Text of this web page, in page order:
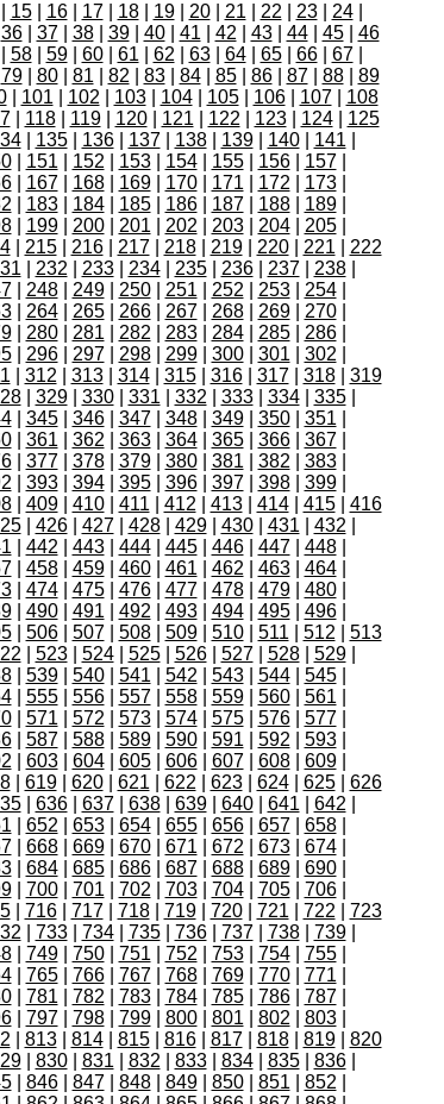
15| 16| 17| 18| 19| 20| 21 22 23| 24|
36| 37| 38| 39| 40| 41 42 43| 44| 45| 46
58| 59| 60| 61 62 63| 64| 65| 66| 67|
79| 80| 81 82 83| 84| 85| 86| 87| 88| 89
| 101 102 103| 104| 105| 106| 107| 108
| 118| 119| 120| 121 122 123| 124| 125
| 135| 136| 137| 138| 139| 140| 141
| 151 152 153| 154| 155| 156| 157|
| 167| 168| 169| 170| 171 172 173|
183| 184| 185| 186| 187| 188| 189|
| 199| 200| 201 202 203| 204| 205|
| 215| 216| 217| 218| 219| 220| 221
222
232 233| 234| 235| 236| 237| 238|
| 248| 249| 250| 251 252 253| 254|
| 264| 265| 266| 267| 268| 269| 270|
| 280| 281 282 283| 284| 285| 286|
| 296| 297| 298| 299| 300| 301 302
312 313| 314| 315| 316| 317| 318| 319
| 329| 330| 331 332 333| 334| 335|
| 345| 346| 347| 348| 349| 350| 351
| 361 362 363| 364| 365| 366| 367|
| 377| 378| 379| 380| 381 382 383|
393| 394| 395| 396| 397| 398| 399|
| 409| 410| 411 412 413| 414| 415| 416
| 426| 427| 428| 429| 430| 431 432
442 443| 444| 445| 446| 447| 448|
| 458| 459| 460| 461 462 463| 464|
| 474| 475| 476| 477| 478| 479| 480|
| 490| 491 492 493| 494| 495| 496|
| 506| 507| 508| 509| 510| 511 512
513
523| 524| 525| 526| 527| 528| 529|
| 539| 540| 541 542 543| 544| 545|
| 555| 556| 557| 558| 559| 560| 561
| 571 572 573| 574| 575| 576| 577|
| 587| 588| 589| 590| 591 592 593|
603| 604| 605| 606| 607| 608| 609|
| 619| 620| 621 622 623| 624| 625| 626
| 636| 637| 638| 639| 640| 641 642
652 653| 654| 655| 656| 657| 658|
| 668| 669| 670| 671 672 673| 674|
| 684| 685| 686| 687| 688| 689| 690|
| 700| 701 702 703| 704| 705| 706|
| 716| 717| 718| 719| 720| 721 722
723
733| 734| 735| 736| 737| 738| 739|
| 749| 750| 751 752 753| 754| 755|
| 765| 766| 767| 768| 769| 770| 771
| 781 782 783| 784| 785| 786| 787|
| 797| 798| 799| 800| 801 802 803|
813| 814| 815| 816| 817| 818| 819| 820
| 830| 831 832 833| 834| 835| 836|
| 846| 847| 848| 849| 850| 851 852